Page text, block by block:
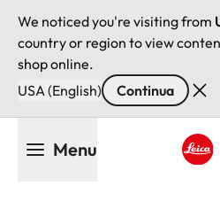
We noticed you're visiting from
country or region to view
shop online.
USA (English)
Continua
Menu